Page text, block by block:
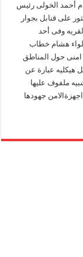
أحمد الخولى رئيس
على قنابل بجوار
وفى أحد
هشام خطاب
حول المناطق
هيكليه عبارة عن
ملفوف عليها
جهودها